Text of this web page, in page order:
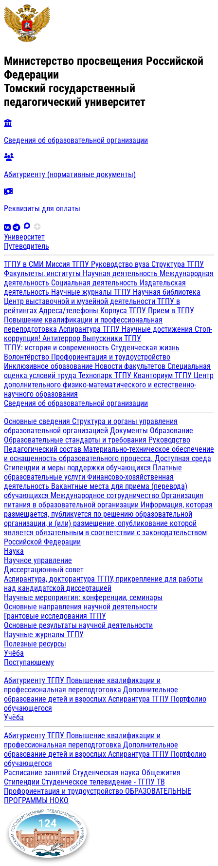
Министерство просвещения Российской
Федерации
Томский государственный
педагогический университет
Сведения об образовательной организации
Абитуриенту (нормативные документы)
Реквизиты для оплаты
Университет
Путеводитель
ТГПУ в СМИ Миссия ТГПУ Руководство вуза Структура ТГПУ
Факультеты, институты Научная деятельность Международная
деятельность Социальная деятельность Издательская
деятельность Научные журналы ТГПУ Научная библиотека
Центр выставочной и музейной деятельности ТГПУ в
рейтингах Адреса/телефоны Корпуса ТГПУ Прием в ТГПУ
Повышение квалификации и профессиональная
переподготовка Аспирантура ТГПУ Научные достижения Стоп-
коррупция! Антитеррор Выпускники ТГПУ
ТГПУ: история и современность Студенческая жизнь
Волонтёрство Профориентация и трудоустройство
Инклюзивное образование Новости факультетов Специальная
оценка условий труда Технопарк ТГПУ Кванториум ТГПУ Центр
дополнительного физико-математического и естественно-
научного образования
Сведения об образовательной организации
Основные сведения Структура и органы управления
образовательной организацией Документы Образование
Образовательные стандарты и требования Руководство
Педагогический состав Материально-техническое обеспечение
и оснащенность образовательного процесса. Доступная среда
Стипендии и меры поддержки обучающихся Платные
образовательные услуги Финансово-хозяйственная
деятельность Вакантные места для приема (перевода)
обучающихся Международное сотрудничество Организация
питания в образовательной организации Информация, которая
размещается, публикуется по решению образовательной
организации, и (или) размещение, опубликование которой
является обязательным в соответствии с законодательством
Российской Федерации
Наука
Научное управление
Диссертационный совет
Аспирантура, докторантура ТГПУ, прикрепление для работы
над кандидатской диссертацией
Научные мероприятия: конференции, семинары
Основные направления научной деятельности
Грантовые исследования ТГПУ
Основные результаты научной деятельности
Научные журналы ТГПУ
Полезные ресурсы
Учёба
Поступающему
Абитуриенту ТГПУ Повышение квалификации и
профессиональная переподготовка Дополнительное
образование детей и взрослых Аспирантура ТГПУ Портфолио
обучающегося
Учёба
Абитуриенту ТГПУ Повышение квалификации и
профессиональная переподготовка Дополнительное
образование детей и взрослых Аспирантура ТГПУ Портфолио
обучающегося
Расписание занятий Студенческая наука Общежития
Стипендии Студенческое телевидение - ТГПУ ТВ
Профориентация и трудоустройство ОБРАЗОВАТЕЛЬНЫЕ
ПРОГРАММЫ НОКО